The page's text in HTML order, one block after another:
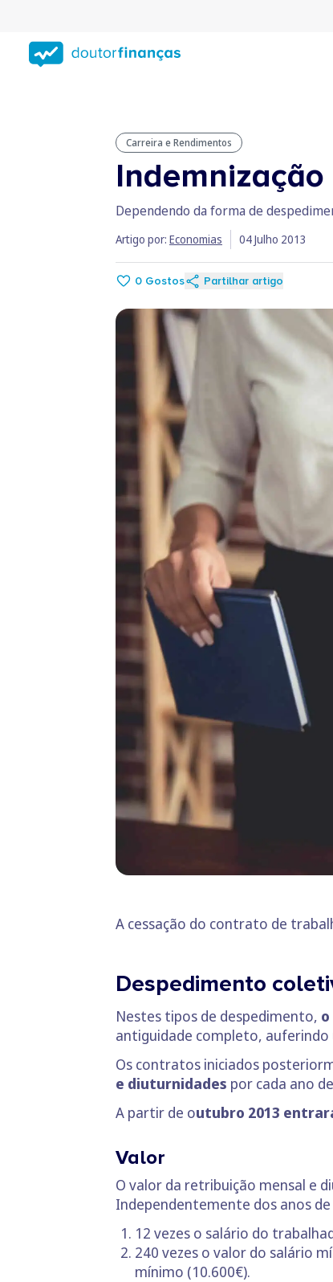
conteúdo
principal
Carreira e Rendimentos
Dependendo da forma de
Artigo por: Economias 04 Julho 2013
0 Gostos Partilhar artigo
A cessação do contrato de
Despedimento
Nestes tipos de despedimento,
antiguidade completo, auferindo
Os contratos iniciados
e diuturnidades por cada ano
A partir de outubro 2013
Valor
O valor da retribuição mensal e
Independentemente dos anos
12 vezes o salário do
240 vezes o valor do salário
mínimo (10.600€).